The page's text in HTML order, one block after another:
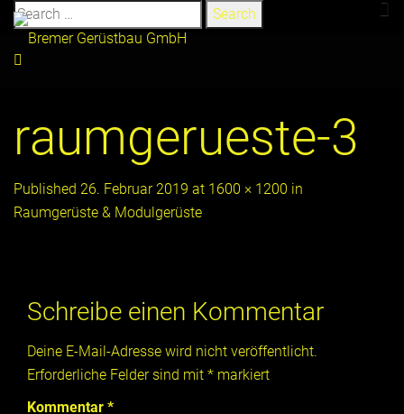
Search
for:
raumgerueste-3
Published 26. Februar 2019 at 1600 × 1200 in
Raumgerüste & Modulgerüste
Schreibe einen Kommentar
Deine E-Mail-Adresse wird nicht veröffentlicht.
Erforderliche Felder sind mit * markiert
Kommentar *